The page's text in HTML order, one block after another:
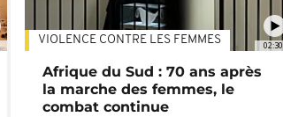
02:30
VIOLENCE CONTRE LES FEMMES
Afrique du Sud : 70 ans après
la marche des femmes, le
combat continue